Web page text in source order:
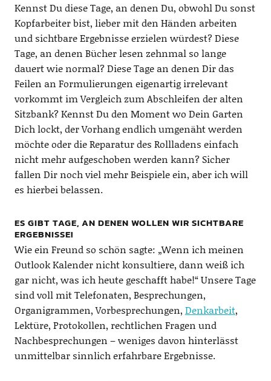
Kennst Du diese Tage, an denen Du, obwohl Du sonst
Kopfarbeiter bist, lieber mit den Händen arbeiten
und sichtbare Ergebnisse erzielen würdest? Diese
Tage, an denen Bücher lesen zehnmal so lange
dauert wie normal? Diese Tage an denen Dir das
Feilen an Formulierungen eigenartig irrelevant
vorkommt im Vergleich zum Abschleifen der alten
Sitzbank? Kennst Du den Moment wo Dein Garten
Dich lockt, der Vorhang endlich umgenäht werden
möchte oder die Reparatur des Rollladens einfach
nicht mehr aufgeschoben werden kann? Sicher
fallen Dir noch viel mehr Beispiele ein, aber ich will
es hierbei belassen.
ES GIBT TAGE, AN DENEN WOLLEN WIR SICHTBARE
ERGEBNISSE!
Wie ein Freund so schön sagte: „Wenn ich meinen
Outlook Kalender nicht konsultiere, dann weiß ich
gar nicht, was ich heute geschafft habe!“ Unsere Tage
sind voll mit Telefonaten, Besprechungen,
Organigrammen, Vorbesprechungen, Denkarbeit,
Lektüre, Protokollen, rechtlichen Fragen und
Nachbesprechungen – weniges davon hinterlässt
unmittelbar sinnlich erfahrbare Ergebnisse.